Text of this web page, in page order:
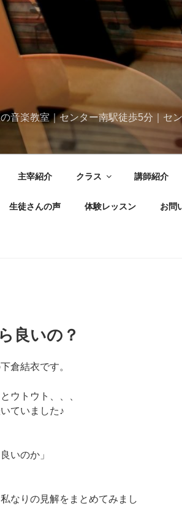
音楽教室｜センター南駅徒歩5分｜セ
主宰紹介 クラス 講師紹介
生徒さんの声 体験レッスン お問
良いの？
倉結衣です。
ウトウト、、、
ていました♪
いのか」
なりの見解をまとめてみまし